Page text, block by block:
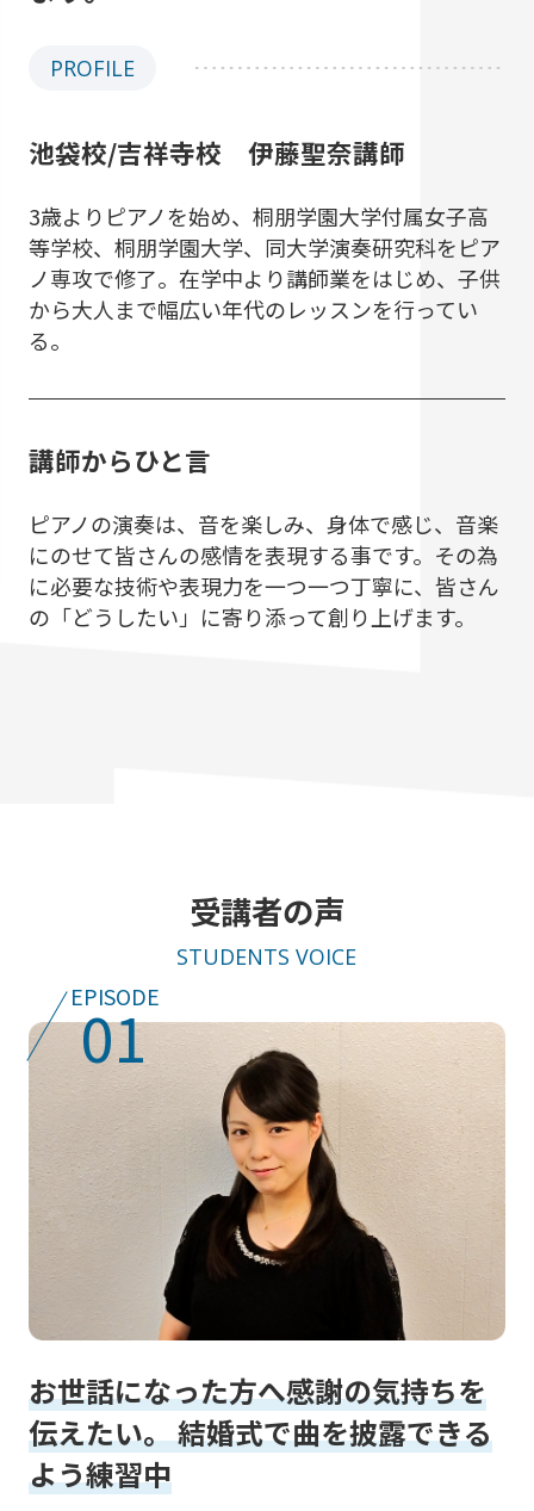
PROFILE
池袋校/吉祥寺校 伊藤聖奈講師
3歳よりピアノを始め、桐朋学園大学付属女子高
等学校、桐朋学園大学、同大学演奏研究科をピア
ノ専攻で修了。在学中より講師業をはじめ、子供
から大人まで幅広い年代のレッスンを行ってい
る。
講師からひと言
ピアノの演奏は、音を楽しみ、身体で感じ、音楽
にのせて皆さんの感情を表現する事です。その為
に必要な技術や表現力を一つ一つ丁寧に、皆さん
の「どうしたい」に寄り添って創り上げます。
受講者の声
STUDENTS VOICE
EPISODE
01
お世話になった方へ感謝の気持ちを
伝えたい。 結婚式で曲を披露できる
よう練習中